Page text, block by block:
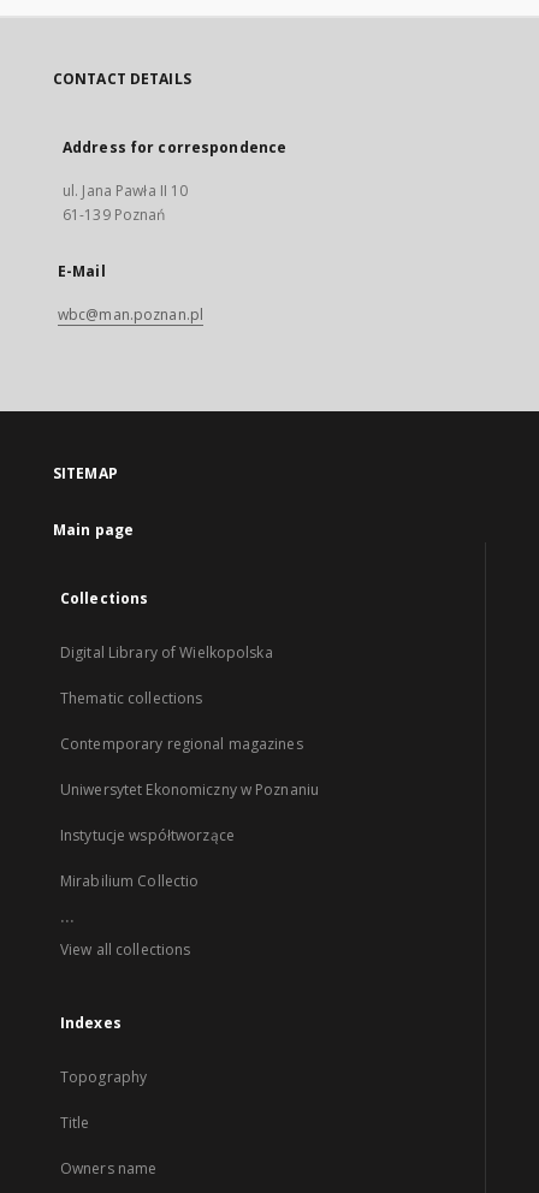
CONTACT DETAILS
Address for correspondence
ul. Jana Pawła II 10
61-139 Poznań
E-Mail
wbc@man.poznan.pl
SITEMAP
Main page
Collections
Digital Library of Wielkopolska
Thematic collections
Contemporary regional magazines
Uniwersytet Ekonomiczny w Poznaniu
Instytucje współtworzące
Mirabilium Collectio
...
View all collections
Indexes
Topography
Title
Owners name